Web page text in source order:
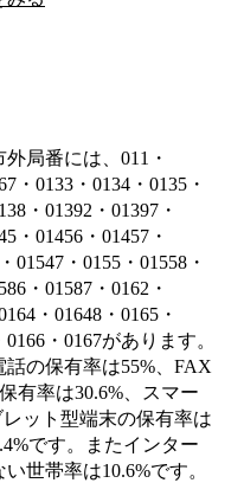
局番には、011・
・0133・0134・0135・
・01392・01397・
・01456・01457・
01547・0155・01558・
・01587・0162・
・01648・0165・
・0167があります。
の保有率は55%、FAX
有率は30.6%、スマー
ット型端末の保有率は
です。またインター
世帯率は10.6%です。